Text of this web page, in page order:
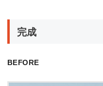
完成
BEFORE